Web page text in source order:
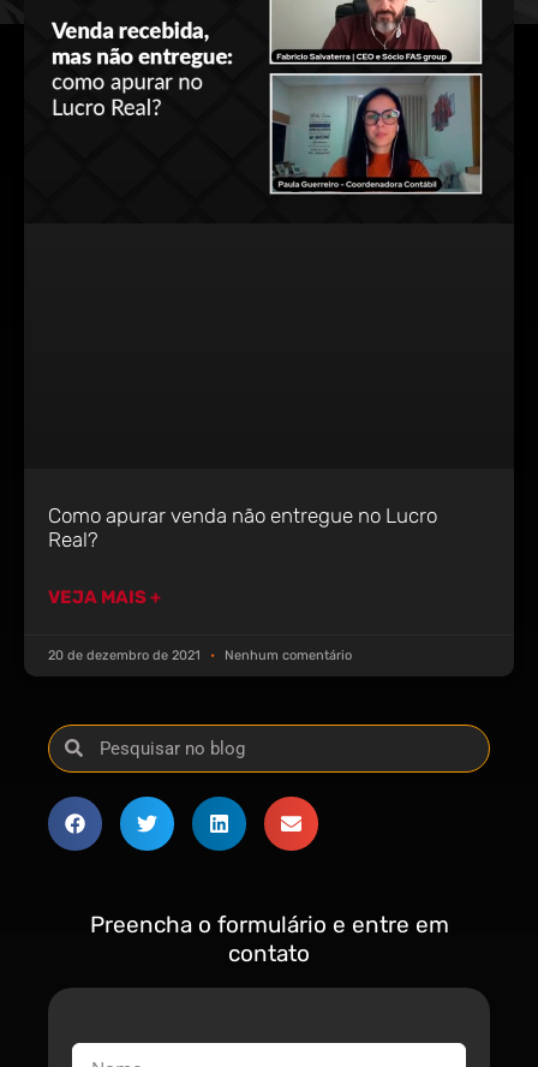
Como apurar venda não entregue no Lucro
Real?
VEJA MAIS +
20 de dezembro de 2021 Nenhum comentário
Preencha o formulário e entre em
contato